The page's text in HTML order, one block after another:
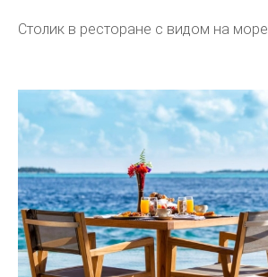
Столик в ресторане с видом на море